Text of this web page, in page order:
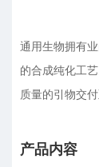
通用生物拥有
的合成纯化工
质量的引物交
产品内容